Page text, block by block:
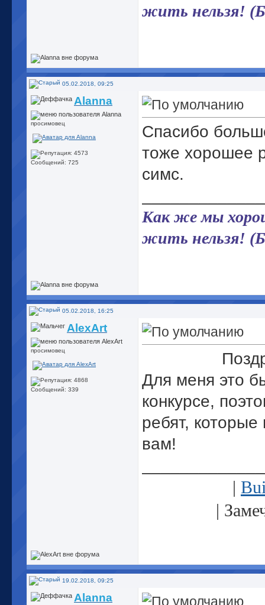
жить нельзя!
05.02.2018, 09:25
Alanna
просимовец
Сообщений: 725
Спасибо
тоже хорошее
симс.
Как же мы
жить нельзя!
05.02.2018, 16:25
AlexArt
просимовец
Сообщений: 339
Для меня это
конкурсе,
ребят,
вам!
|
|
19.02.2018, 09:25
Alanna